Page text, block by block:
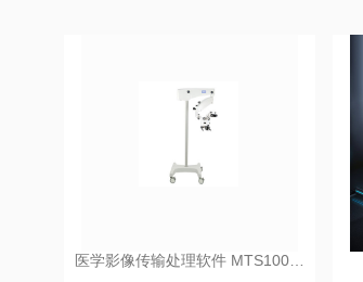
医学影像传输处理软件 MTS100…